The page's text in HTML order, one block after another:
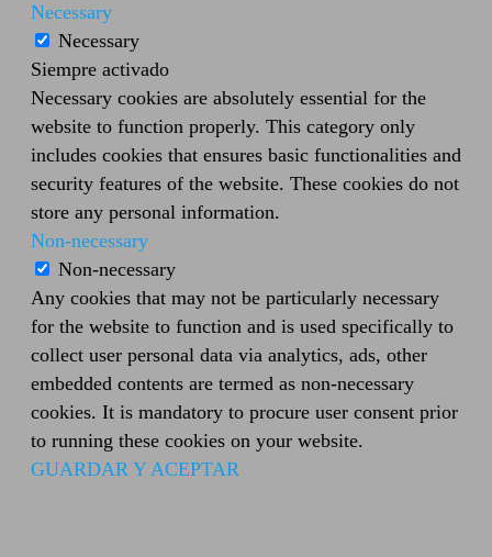
Necessary
Necessary
Siempre activado
Necessary cookies are absolutely essential for the
website to function properly. This category only
includes cookies that ensures basic functionalities and
security features of the website. These cookies do not
store any personal information.
Non-necessary
Non-necessary
Any cookies that may not be particularly necessary
for the website to function and is used specifically to
collect user personal data via analytics, ads, other
embedded contents are termed as non-necessary
cookies. It is mandatory to procure user consent prior
to running these cookies on your website.
GUARDAR Y ACEPTAR